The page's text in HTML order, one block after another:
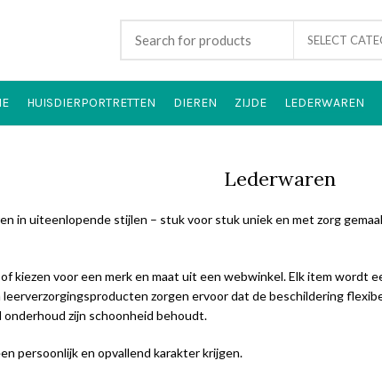
SELECT
HUISDIERPORTRETTEN DIEREN ZIJDE LEDERWAREN
Lederwaren
in uiteenlopende stijlen – stuk voor stuk uniek en met zorg
kiezen voor een merk en maat uit een webwinkel. Elk item
zorgen ervoor dat de beschildering
onderhoud zijn schoonheid behoudt.
persoonlijk en opvallend karakter krijgen.